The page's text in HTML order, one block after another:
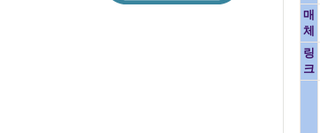
매
체
링
크